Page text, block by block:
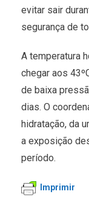
evitar sair
segurança de
A temperatura
chegar aos
de baixa
dias. O
hidratação, da
a exposição
período.
Imprimir